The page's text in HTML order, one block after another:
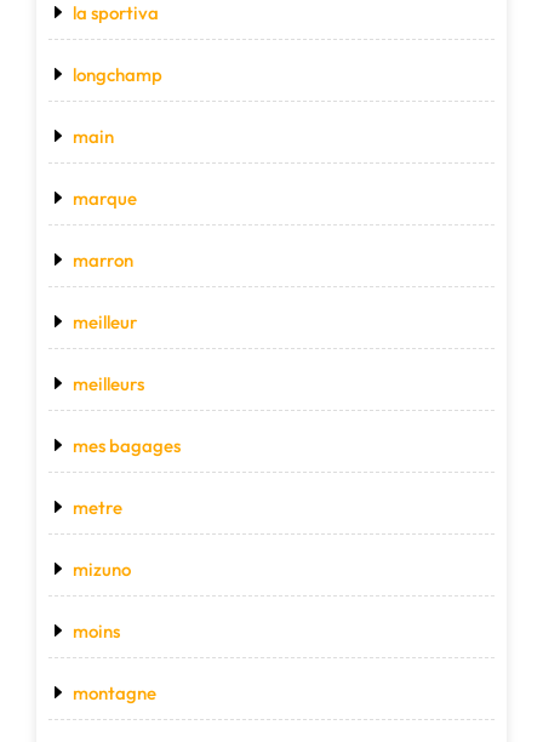
la sportiva
longchamp
main
marque
marron
meilleur
meilleurs
mes bagages
metre
mizuno
moins
montagne